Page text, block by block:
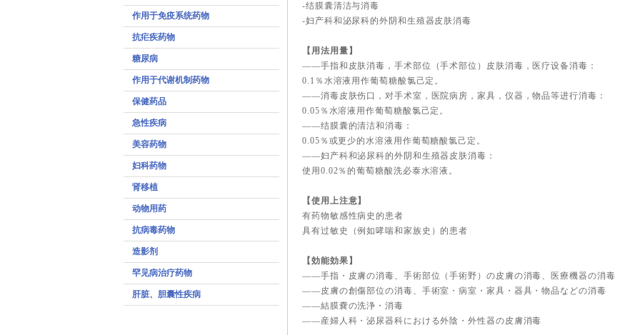
作用于免疫系统药物
抗疟疾药物
糖尿病
作用于代谢机制药物
保健药品
急性疾病
美容药物
妇科药物
肾移植
动物用药
抗病毒药物
造影剂
罕见病治疗药物
肝脏、胆囊性疾病
-结膜囊清洁与消毒
-妇产科和泌尿科的外阴和生殖器皮肤消毒
【用法用量】
——手指和皮肤消毒，手术部位（手术部位）皮肤消毒，医疗设备消毒：
0.1％水溶液用作葡萄糖酸氯己定。
——消毒皮肤伤口，对手术室，医院病房，家具，仪器，物品等进行消毒：
0.05％水溶液用作葡萄糖酸氯己定。
——结膜囊的清洁和消毒：
0.05％或更少的水溶液用作葡萄糖酸氯己定。
——妇产科和泌尿科的外阴和生殖器皮肤消毒：
使用0.02％的葡萄糖酸洗必泰水溶液。
【使用上注意】
有药物敏感性病史的患者
具有过敏史（例如哮喘和家族史）的患者
【効能効果】
——手指・皮膚の消毒、手術部位（手術野）の皮膚の消毒、医療機器の消毒
——皮膚の創傷部位の消毒、手術室・病室・家具・器具・物品などの消毒
——結膜嚢の洗浄・消毒
——産婦人科・泌尿器科における外陰・外性器の皮膚消毒